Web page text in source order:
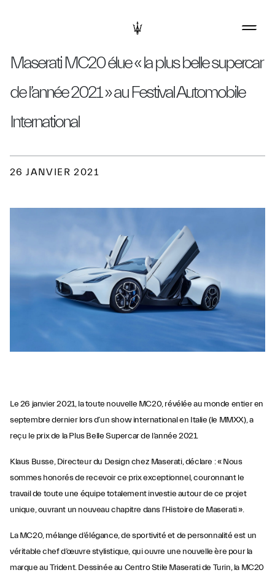
Maserati MC20 élue « la plus belle supercar
de l’année 2021 » au Festival Automobile
International
26 JANVIER 2021
Le 26 janvier 2021, la toute nouvelle MC20, révélée au monde entier en
septembre dernier lors d’un show international en Italie (le MMXX), a
reçu le prix de la Plus Belle Supercar de l’année 2021.
Klaus Busse, Directeur du Design chez Maserati, déclare : « Nous
sommes honorés de recevoir ce prix exceptionnel, couronnant le
travail de toute une équipe totalement investie autour de ce projet
unique, ouvrant un nouveau chapitre dans l’Histoire de Maserati ».
La MC20, mélange d’élégance, de sportivité et de personnalité est un
véritable chef d’œuvre stylistique, qui ouvre une nouvelle ère pour la
marque au Trident. Dessinée au Centro Stile Maserati de Turin, la MC20